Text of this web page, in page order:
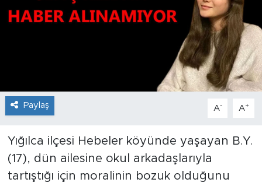
Paylaş A- A+
Yığılca ilçesi Hebeler köyünde yaşayan B.Y.
(17), dün ailesine okul arkadaşlarıyla
tartıştığı için moralinin bozuk olduğunu